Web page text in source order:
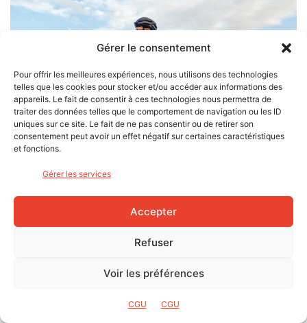
Gérer le consentement
Pour offrir les meilleures expériences, nous utilisons des technologies
telles que les cookies pour stocker et/ou accéder aux informations des
appareils. Le fait de consentir à ces technologies nous permettra de
traiter des données telles que le comportement de navigation ou les ID
uniques sur ce site. Le fait de ne pas consentir ou de retirer son
consentement peut avoir un effet négatif sur certaines caractéristiques
et fonctions.
Gérer les services
Accepter
Refuser
Voir les préférences
CGU CGU
Avec la Löwenkralle, Assos signe un produit de très grande qualité,
Avec la Löwenkralle, Assos signe un produit majeur, qui
s’inscrit parfaitement dans sa collection Gravel, encore
ne manquerait pas grand-chose pour compléter cette